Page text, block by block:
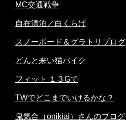
MC交通戦争
自在漂泊／白くらげ
スノーボード＆グラトリブログ
どんと来い猫バイク
フィット １３Gで
TWでどこまでいけるかな？
鬼気合（onikiai）さんのブログ